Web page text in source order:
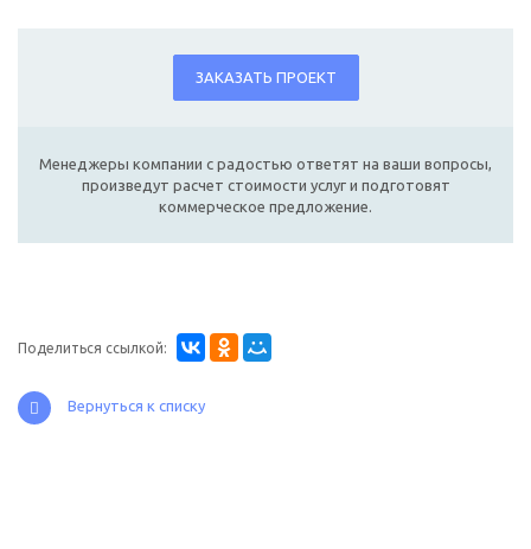
ЗАКАЗАТЬ ПРОЕКТ
Менеджеры компании с радостью ответят на ваши вопросы,
произведут расчет стоимости услуг и подготовят
коммерческое предложение.
Поделиться ссылкой:
Вернуться к списку